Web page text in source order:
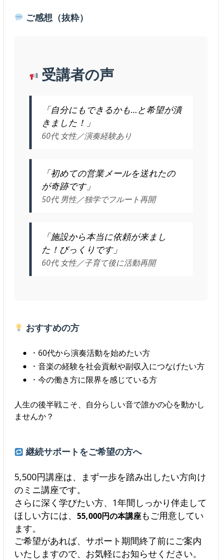
ご感想（抜粋）
受講者の声
「自分にもできるかも…と希望が潰
きました！」
60代 女性／演奏経験あり
「初めての営業メールを送れたの
が奇跡です」
50代 男性／独学でフルート再開
「施設から本当に依頼が来まし
た！びっくりです」
60代 女性／子育て後に活動再開
おすすめの方
･ 60代から演奏活動を始めたい方
･ 音楽の経験を社会貢献や副収入につなげたい方
･ 今の働き方に限界を感じている方
人生の後半戦こそ、自分らしい音で誰かの心を動かし
ませんか？
継続サポートをご希望の方へ
5,500円講座は、まず一歩を踏み出したい方向け
のミニ講座です。
さらに深く学びたい方、1年間しっかり伴走して
ほしい方には、 55,000円の本講座もご用意してい
ます。
ご希望があれば、サポート期間終了前にご案内
いたしますので、お気軽にお知らせください。